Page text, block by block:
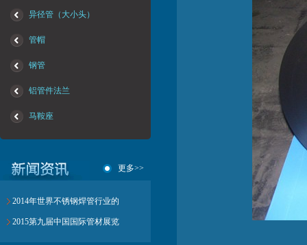
异径管（大小头）
管帽
钢管
铝管件法兰
马鞍座
更多>>
2014年世界不锈钢焊管行业的
2015第九届中国国际管材展览